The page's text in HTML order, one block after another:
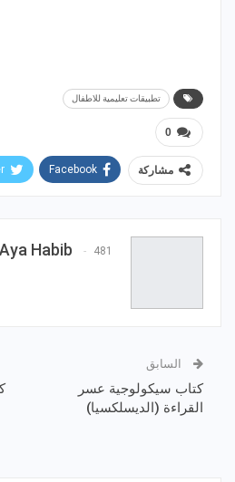
تطبيقات تعليمية للاطفال
0
مشاركة Facebook
Aya Habib 481 مشاركة
السابق
كتاب سيكولوجية عسر
القراءة (الديسلكسيا)